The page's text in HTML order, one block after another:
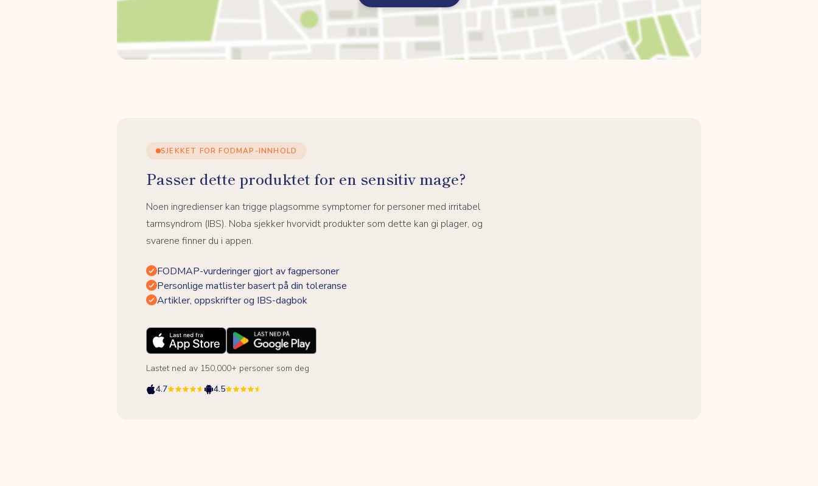
SJEKKET FOR FODMAP-INNHOLD
Passer dette produktet for en sensitiv mage?
Noen ingredienser kan trigge plagsomme symptomer for personer med irritabel
tarmsyndrom (IBS). Noba sjekker hvorvidt produkter som dette kan gi plager, og
svarene finner du i appen.
FODMAP-vurderinger gjort av fagpersoner
Personlige matlister basert på din toleranse
Artikler, oppskrifter og IBS-dagbok
Lastet ned av 150,000+ personer som deg
4.7
4.5